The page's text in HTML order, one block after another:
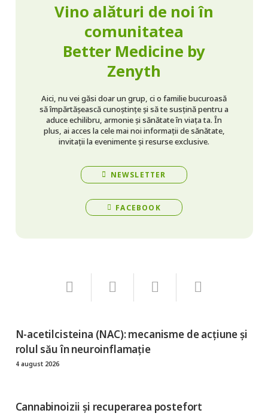
N-acetilcisteina (NAC): mecanisme de acțiune și
rolul său în neuroinflamație
4 august 2026
Cannabinoizii și recuperarea postefort
Vino alături de noi în
comunitatea
Better Medicine by
Zenyth
Aici, nu vei găsi doar un grup, ci o familie bucuroasă
să împărtășească cunoștințe și să te susțină pentru a
aduce echilibru, armonie și sănătate în viața ta. În
plus, ai acces la cele mai noi informații de sănătate,
invitații la evenimente și resurse exclusive.
NEWSLETTER
FACEBOOK